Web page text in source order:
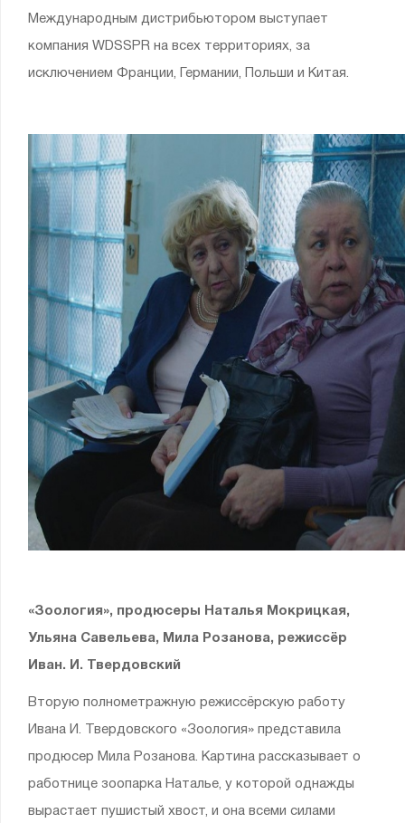
Международным дистрибьютором выступает
компания WDSSPR на всех территориях, за
исключением Франции, Германии, Польши и Китая.
«Зоология», продюсеры Наталья Мокрицкая,
Ульяна Савельева, Мила Розанова, режиссёр
Иван. И. Твердовский
Вторую полнометражную режиссёрскую работу
Ивана И. Твердовского «Зоология» представила
продюсер Мила Розанова. Картина рассказывает о
работнице зоопарка Наталье, у которой однажды
вырастает пушистый хвост, и она всеми силами